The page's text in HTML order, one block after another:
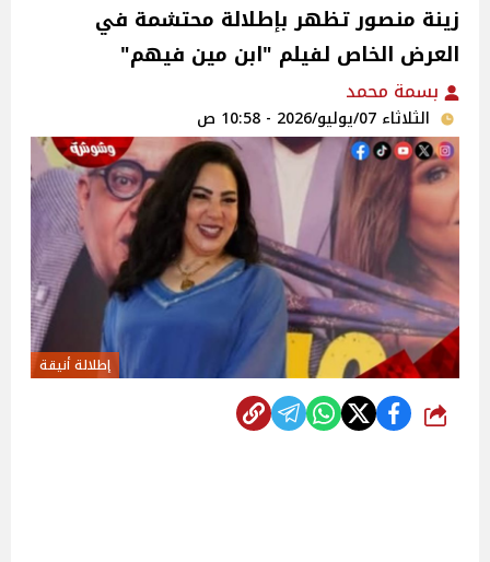
زينة منصور تظهر بإطلالة محتشمة في
العرض الخاص لفيلم "ابن مين فيهم"
بسمة محمد
الثلاثاء 07/يوليو/2026 - 10:58 ص
إطلالة أنيقة
شارك